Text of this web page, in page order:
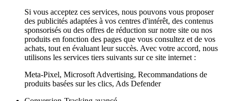
Si vous acceptez ces services, nous pouvons vous proposer
des publicités adaptées à vos centres d'intérêt, des contenus
sponsorisés ou des offres de réduction sur notre site ou nos
produits en fonction des pages que vous consultez et de vos
achats, tout en évaluant leur succès. Avec votre accord, nous
utilisons les services tiers suivants sur ce site internet :
Meta-Pixel, Microsoft Advertising, Recommandations de
produits basées sur les clics, Ads Defender